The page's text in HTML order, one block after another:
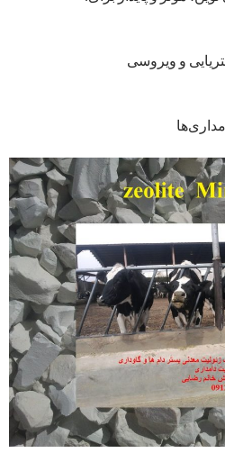
و ویروسی